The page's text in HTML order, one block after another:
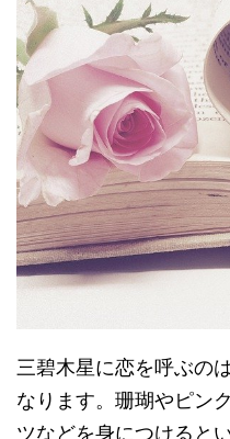
三碧木星に恋を呼ぶの
なります。珊瑚やピン
ツなどを身につけると